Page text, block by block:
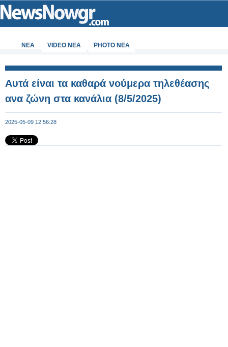
ΝΕΑ VIDEO NEA PHOTO NEA
Αυτά είναι τα καθαρά νούμερα τηλεθέασης
ανα ζώνη στα κανάλια (8/5/2025)
2025-05-09 12:56:28